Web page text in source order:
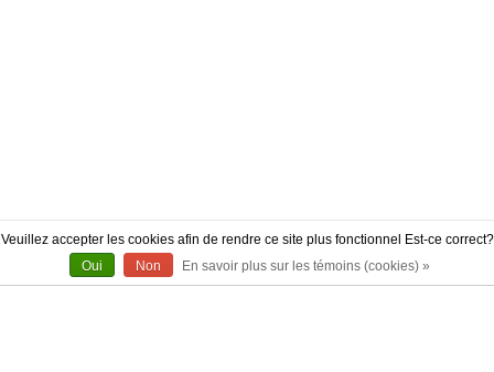
À PROPOS
Veuillez accepter les cookies afin de rendre ce site plus fonctionnel Est-ce correct?
Oui
Non En savoir plus sur les témoins (cookies) »